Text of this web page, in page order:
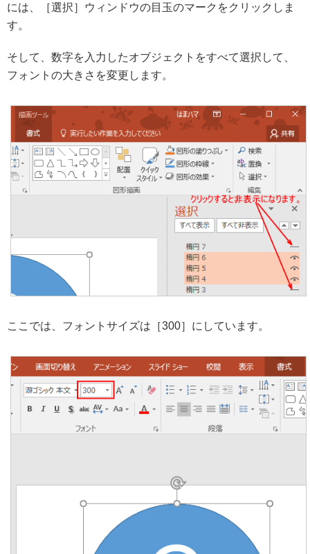
には、［選択］ウィンドウの目玉のマークをクリックしま
す。
そして、数字を入力したオブジェクトをすべて選択して、
フォントの大きさを変更します。
ここでは、フォントサイズは［300］にしています。